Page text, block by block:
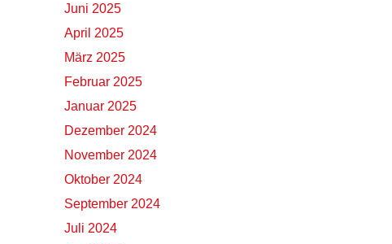
Juni 2025
April 2025
März 2025
Februar 2025
Januar 2025
Dezember 2024
November 2024
Oktober 2024
September 2024
Juli 2024